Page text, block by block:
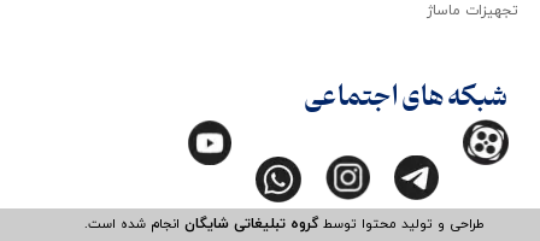
طراحی و تولید محتوا توسطگروه تبلیغاتی شایگانانجام شده است.​​​​​​​
تجهیزات ماساژ
شبکه های اجتماعی